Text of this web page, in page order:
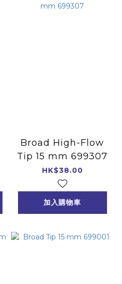
Broad High-Flow
Tip 15 mm 699307
HK$38.00
加入購物車